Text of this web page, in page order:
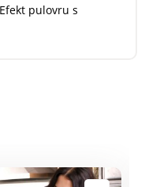
pulovru s